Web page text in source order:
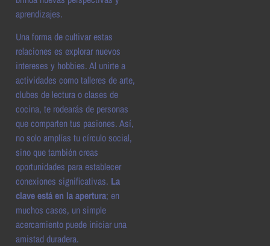
aprendizajes.
Una forma de cultivar estas
relaciones es explorar nuevos
intereses y hobbies. Al unirte a
actividades como talleres de arte,
clubes de lectura o clases de
cocina, te rodearás de personas
que comparten tus pasiones. Así,
no solo amplías tu círculo social,
sino que también creas
oportunidades para establecer
conexiones significativas. La
clave está en la apertura; en
muchos casos, un simple
acercamiento puede iniciar una
amistad duradera.